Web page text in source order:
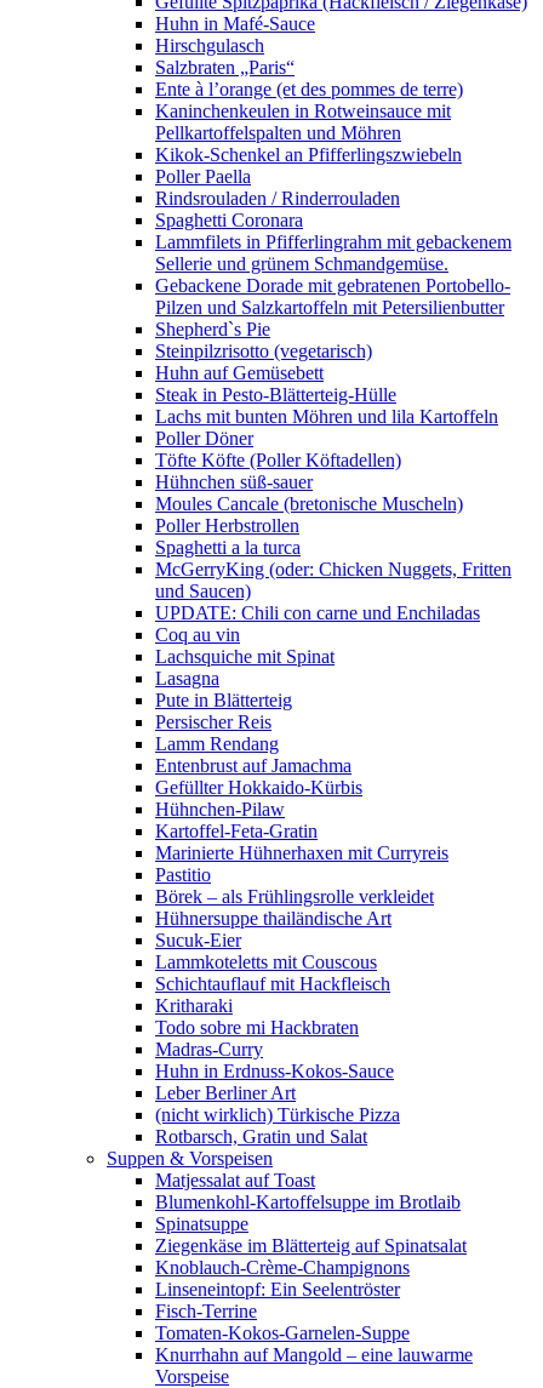
Huhn in Mafé-Sauce
Hirschgulasch
Salzbraten „Paris“
Ente à l’orange (et des pommes de terre)
Kaninchenkeulen in Rotweinsauce mit
Pellkartoffelspalten und Möhren
Kikok-Schenkel an Pfifferlingszwiebeln
Poller Paella
Rindsrouladen / Rinderrouladen
Spaghetti Coronara
Lammfilets in Pfifferlingrahm mit gebackenem
Sellerie und grünem Schmandgemüse.
Gebackene Dorade mit gebratenen Portobello-
Pilzen und Salzkartoffeln mit Petersilienbutter
Shepherd`s Pie
Steinpilzrisotto (vegetarisch)
Huhn auf Gemüsebett
Steak in Pesto-Blätterteig-Hülle
Lachs mit bunten Möhren und lila Kartoffeln
Poller Döner
Töfte Köfte (Poller Köftadellen)
Hühnchen süß-sauer
Moules Cancale (bretonische Muscheln)
Poller Herbstrollen
Spaghetti a la turca
McGerryKing (oder: Chicken Nuggets, Fritten
und Saucen)
UPDATE: Chili con carne und Enchiladas
Coq au vin
Lachsquiche mit Spinat
Lasagna
Pute in Blätterteig
Persischer Reis
Lamm Rendang
Entenbrust auf Jamachma
Gefüllter Hokkaido-Kürbis
Hühnchen-Pilaw
Kartoffel-Feta-Gratin
Marinierte Hühnerhaxen mit Curryreis
Pastitio
Börek – als Frühlingsrolle verkleidet
Hühnersuppe thailändische Art
Sucuk-Eier
Lammkoteletts mit Couscous
Schichtauflauf mit Hackfleisch
Kritharaki
Todo sobre mi Hackbraten
Madras-Curry
Huhn in Erdnuss-Kokos-Sauce
Leber Berliner Art
(nicht wirklich) Türkische Pizza
Rotbarsch, Gratin und Salat
Suppen & Vorspeisen
Matjessalat auf Toast
Blumenkohl-Kartoffelsuppe im Brotlaib
Spinatsuppe
Ziegenkäse im Blätterteig auf Spinatsalat
Knoblauch-Crème-Champignons
Linseneintopf: Ein Seelentröster
Fisch-Terrine
Tomaten-Kokos-Garnelen-Suppe
Knurrhahn auf Mangold – eine lauwarme
Vorspeise